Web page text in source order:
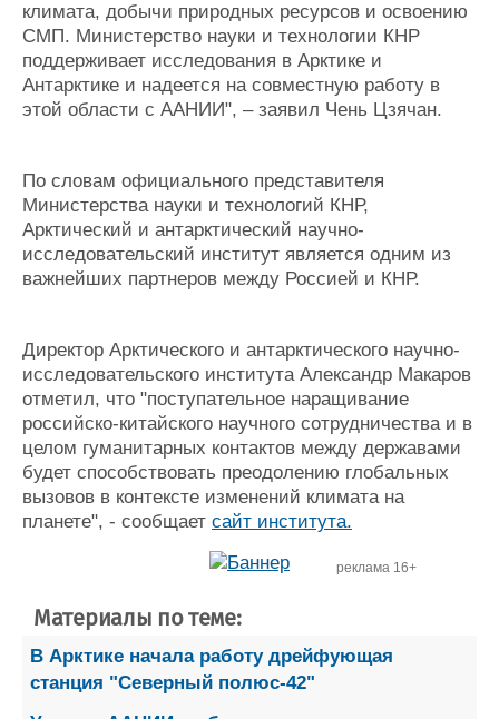
Конференции
Выставки и семинары
Личности
Флот
Галерея флота
Форум
климата, добычи природных ресурсов и освоению
СМП. Министерство науки и технологии КНР
поддерживает исследования в Арктике и
Антарктике и надеется на совместную работу в
этой области с ААНИИ", – заявил Чень Цзячан.
По словам официального представителя
Министерства науки и технологий КНР,
Арктический и антарктический научно-
исследовательский институт является одним из
важнейших партнеров между Россией и КНР.
Директор Арктического и антарктического научно-
исследовательского института Александр Макаров
отметил, что "поступательное наращивание
российско-китайского научного сотрудничества и в
целом гуманитарных контактов между державами
будет способствовать преодолению глобальных
вызовов в контексте изменений климата на
планете", - сообщает сайт института.
реклама 16+
Материалы по теме:
В Арктике начала работу дрейфующая
станция "Северный полюс-42"